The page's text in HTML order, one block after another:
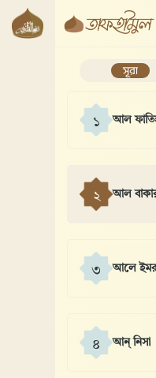
সূরা
১ আল
২ আল
৩ আলে
৪ আন্ নিসা